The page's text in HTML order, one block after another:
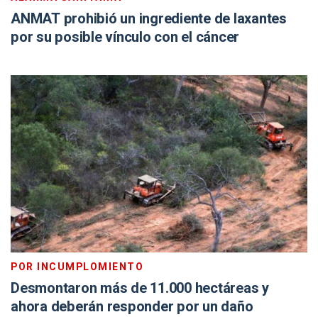
ANMAT prohibió un ingrediente de laxantes
por su posible vínculo con el cáncer
POR INCUMPLOMIENTO
Desmontaron más de 11.000 hectáreas y
ahora deberán responder por un daño